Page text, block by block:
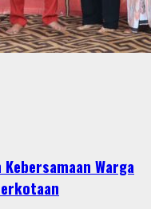
Warga